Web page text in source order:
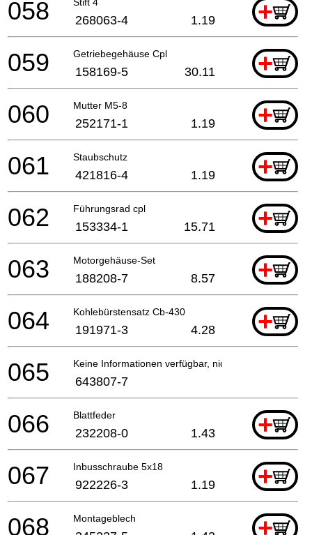
+
058 268063-4 1.19
Getriebegehäuse Cpl +
059 158169-5 30.11
Mutter M5-8 +
060 252171-1 1.19
Staubschutz +
061 421816-4 1.19
Führungsrad cpl +
062 153334-1 15.71
Motorgehäuse-Set +
063 188208-7 8.57
Kohlebürstensatz Cb-430 +
064 191971-3 4.28
Keine Informationen verfügbar, nicht bestellbar
065 643807-7
Blattfeder +
066 232208-0 1.43
Inbusschraube 5x18 +
067 922226-3 1.19
Montageblech +
068